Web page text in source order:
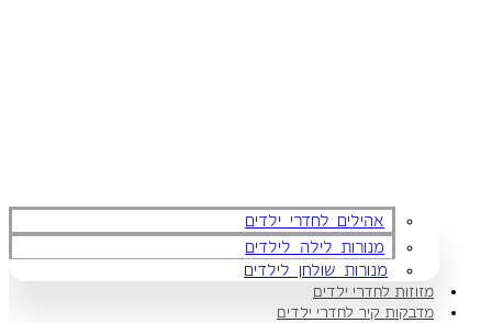
אהילים לחדרי ילדים
מנורות לילה לילדים
מנורות שולחן לילדים
מזוזות לחדרי ילדים
מדבקות קיר לחדרי ילדים